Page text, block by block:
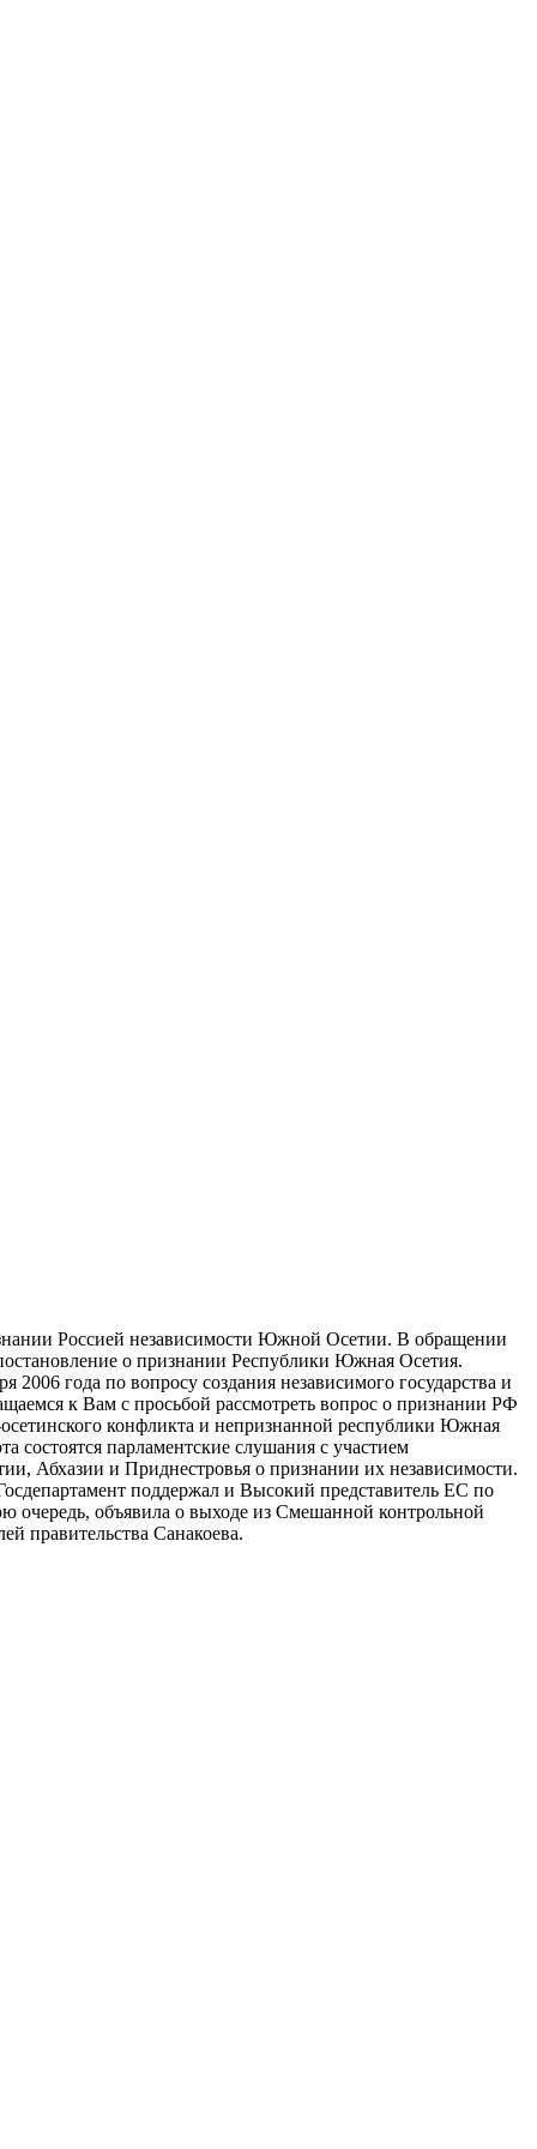
Россией независимости Южной Осетии. В обращении
о признании Республики Южная Осетия.
года по вопросу создания независимого государства и
к Вам с просьбой рассмотреть вопрос о признании РФ
конфликта и непризнанной республики Южная
состоятся парламентские слушания с участием
Абхазии и Приднестровья о признании их независимости.
поддержал и Высокий представитель ЕС по
очередь, объявила о выходе из Смешанной контрольной
правительства Санакоева.